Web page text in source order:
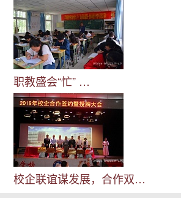
职教盛会“忙” …
校企联谊谋发展，合作双…